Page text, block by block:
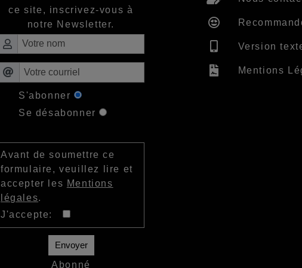
ce site, inscrivez-vous à
notre Newsletter.
S'abonner
Se désabonner
Avant de soumettre ce
formulaire, veuillez lire et
accepter les Mentions
légales.
J'accepte:
Envoyer
Abonné
Version
Mentions